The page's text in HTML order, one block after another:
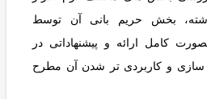
بخش حریم بانی آن توسط
کامل ارائه و پیشنهاداتی در
سازی و کاربردی تر شدن آن مطرح